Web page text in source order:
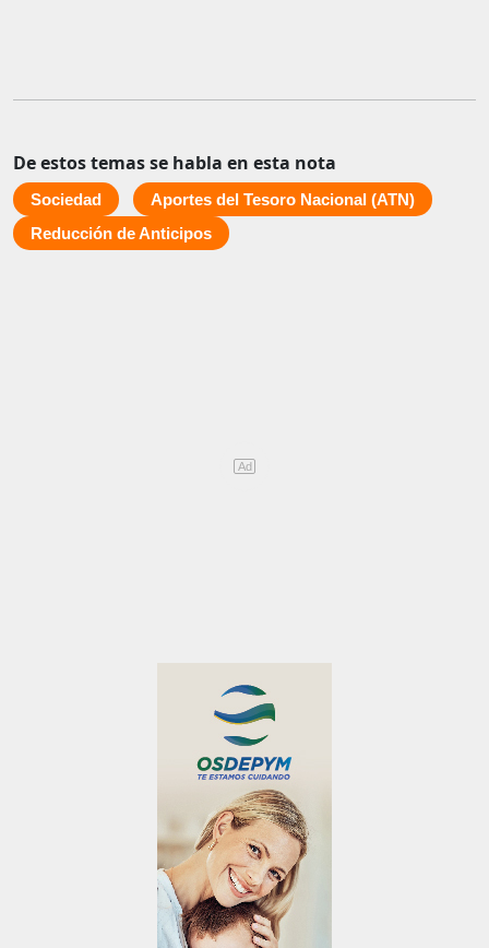
De estos temas se habla en esta nota
Sociedad
Aportes del Tesoro Nacional (ATN)
Reducción de Anticipos